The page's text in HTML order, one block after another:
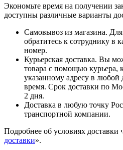
Экономьте время на получении
доступны различные варианты
Самовывоз из магазина. Для
обратитесь к сотруднику в
номер.
Курьерская доставка. Вы
товара с помощью курьера,
указанному адресу в любой
время. Срок доставки по
2 дня.
Доставка в любую точку
транспортной компании.
Подробнее об условиях доставки
доставки».